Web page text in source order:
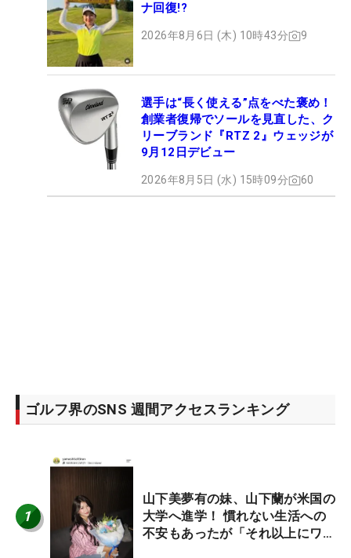
ナ回復!?
2026年8月6日 (木) 10時43分 9
選手は“長く使える”点をべた褒め！
創業者復帰でソールを見直した、ク
リーブランド『RTZ 2』ウェッジが
9月12日デビュー
2026年8月5日 (水) 15時09分 60
ゴルフ界のSNS 週間アクセスランキング
1
山下美夢有の妹、山下蘭が米国の
大学へ進学！ 慣れない生活への
不安もあったが「それ以上にワク